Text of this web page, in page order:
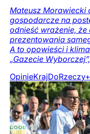
Mateusz Morawiecki
gospodarcze na
odnieść wrażenie,
prezentowania
A to opowieści i
„Gazecie
OpinieKrajDoRzeczy+